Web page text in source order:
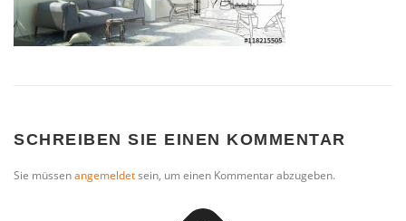
SCHREIBEN SIE EINEN KOMMENTAR
Sie müssenangemeldetsein, um einen Kommentar abzugeben.